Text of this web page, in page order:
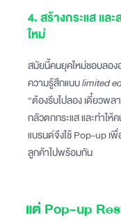
4. สร้างกระแส แ
ใหม่
สมัยนี้คนยุคใหม่ชอบลอง
ความรู้สึกแบบlimited
“ต้องรีบไปลอง เดี๋ยวพ
กลัวตกกระแส และทำใ
แบรนด์จึงใช้ Pop-up เ
ลูกค้าไปพร้อมกัน
แต่ Pop-up